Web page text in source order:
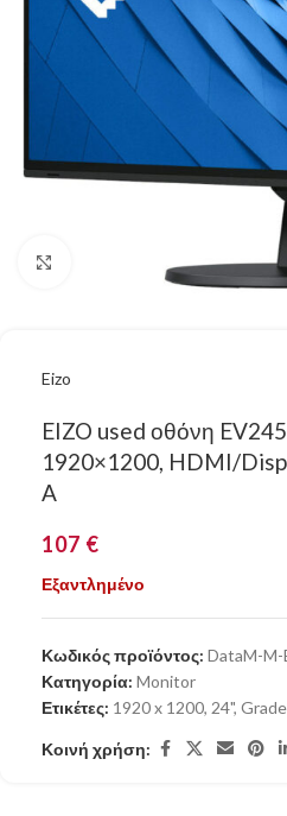
Κάντε κλικ για μεγέθυνση
Eizo
EIZO used οθόνη
1920×1200, HDMI/
A
107 €
Εξαντλημένο
Κωδικός προϊόντος: DataM-
Κατηγορία: Monitor
Ετικέτες: 1920 x 1200, 24",
Κοινή χρήση: